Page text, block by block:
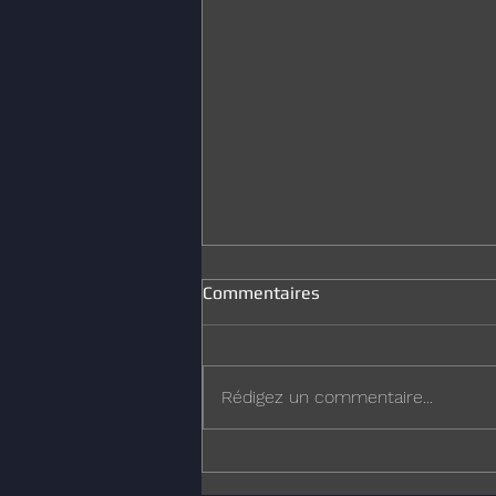
Joyeux Noël
Commentaires
Rédigez un commentaire...